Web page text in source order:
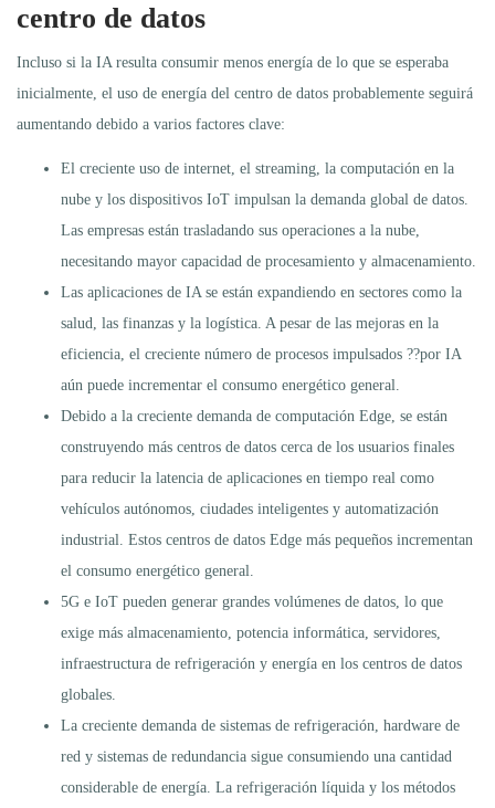
centro de datos
Incluso si la IA resulta consumir menos energía de lo que se esperaba
inicialmente, el uso de energía del centro de datos probablemente seguirá
aumentando debido a varios factores clave:
El creciente uso de internet, el streaming, la computación en la
nube y los dispositivos IoT impulsan la demanda global de datos.
Las empresas están trasladando sus operaciones a la nube,
necesitando mayor capacidad de procesamiento y almacenamiento.
Las aplicaciones de IA se están expandiendo en sectores como la
salud, las finanzas y la logística. A pesar de las mejoras en la
eficiencia, el creciente número de procesos impulsados ??por IA
aún puede incrementar el consumo energético general.
Debido a la creciente demanda de computación Edge, se están
construyendo más centros de datos cerca de los usuarios finales
para reducir la latencia de aplicaciones en tiempo real como
vehículos autónomos, ciudades inteligentes y automatización
industrial. Estos centros de datos Edge más pequeños incrementan
el consumo energético general.
5G e IoT pueden generar grandes volúmenes de datos, lo que
exige más almacenamiento, potencia informática, servidores,
infraestructura de refrigeración y energía en los centros de datos
globales.
La creciente demanda de sistemas de refrigeración, hardware de
red y sistemas de redundancia sigue consumiendo una cantidad
considerable de energía. La refrigeración líquida y los métodos